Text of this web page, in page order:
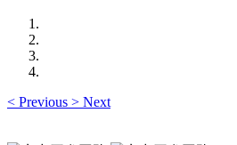
< Previous > Next